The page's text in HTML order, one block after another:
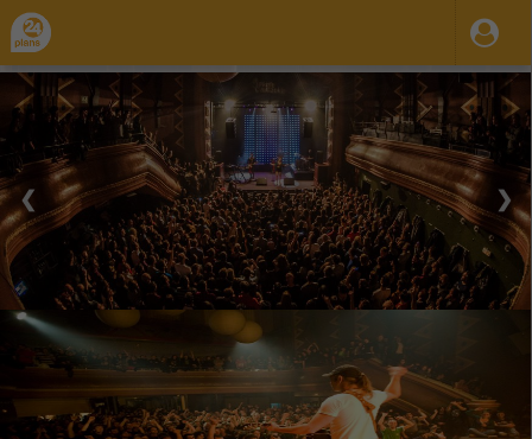
❮ ❯
28 Ago 2023 10:00 - 31 Dic 2035
Mar. Mie. Jue. Vie. Sab.